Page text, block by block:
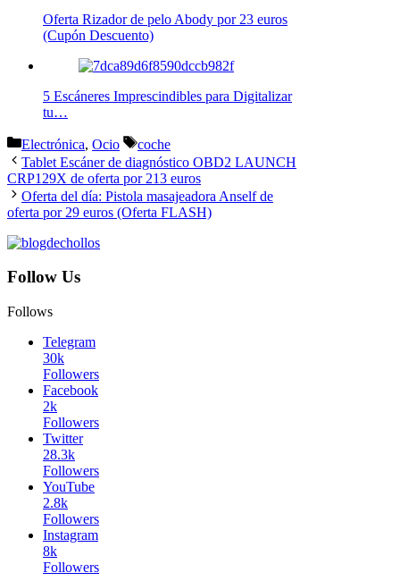
Oferta Rizador de pelo Abody por 23 euros
(Cupón Descuento)
5 Escáneres Imprescindibles para Digitalizar
tu…
Categorías
Electrónica, Ocio Etiquetas
coche
Tablet Escáner de diagnóstico OBD2 LAUNCH
CRP129X de oferta por 213 euros
Oferta del día: Pistola masajeadora Anself de
oferta por 29 euros (Oferta FLASH)
Follow Us
Follows
Telegram
30k
Followers
Facebook
2k
Followers
Twitter
28.3k
Followers
YouTube
2.8k
Followers
Instagram
8k
Followers